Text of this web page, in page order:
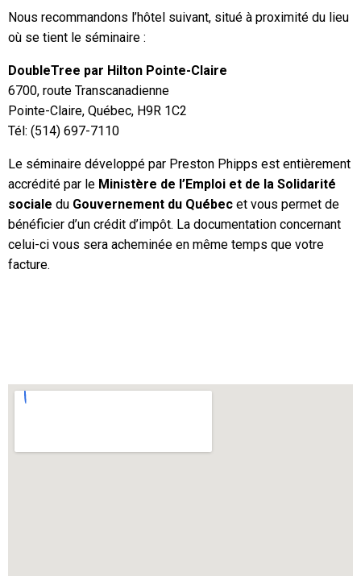
Nous recommandons l’hôtel suivant, situé à proximité du lieu
où se tient le séminaire :
DoubleTree par Hilton Pointe-Claire
6700, route Transcanadienne
Pointe-Claire, Québec, H9R 1C2
Tél: (514) 697-7110
Le séminaire développé par Preston Phipps est entièrement
accrédité par le Ministère de l’Emploi et de la Solidarité
sociale du Gouvernement du Québec et vous permet de
bénéficier d’un crédit d’impôt. La documentation concernant
celui-ci vous sera acheminée en même temps que votre
facture.